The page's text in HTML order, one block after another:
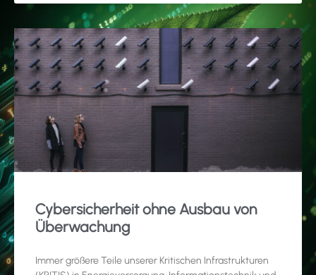
Cybersicherheit ohne Ausbau von
Überwachung
Immer größere Teile unserer Kritischen Infrastrukturen